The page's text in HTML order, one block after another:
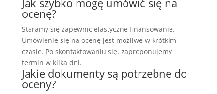
ocenę?
Staramy się zapewnić elastyczne finansowanie.
Umówienie się na ocenę jest możliwe w krótkim
czasie. Po skontaktowaniu się, zaproponujemy
termin w kilka dni.
Jakie dokumenty są potrzebne do
oceny?